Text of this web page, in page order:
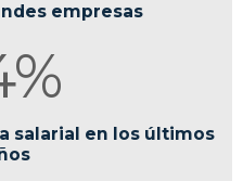
empresas
salarial en los últimos